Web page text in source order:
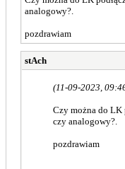
analogowy?.
pozdrawiam
stAch
(11-09-2023,
Czy można do LK
czy analogowy?.
pozdrawiam